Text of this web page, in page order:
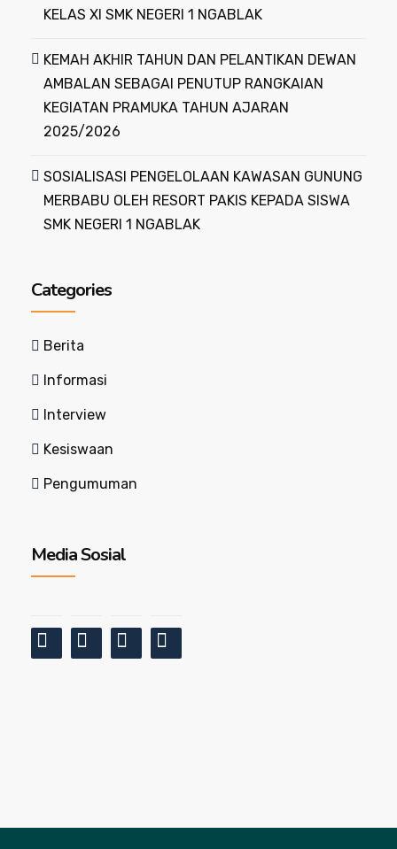
KELAS XI SMK NEGERI 1 NGABLAK
KEMAH AKHIR TAHUN DAN PELANTIKAN DEWAN
AMBALAN SEBAGAI PENUTUP RANGKAIAN
KEGIATAN PRAMUKA TAHUN AJARAN
2025/2026
SOSIALISASI PENGELOLAAN KAWASAN GUNUNG
MERBABU OLEH RESORT PAKIS KEPADA SISWA
SMK NEGERI 1 NGABLAK
Categories
Berita
Informasi
Interview
Kesiswaan
Pengumuman
Media Sosial